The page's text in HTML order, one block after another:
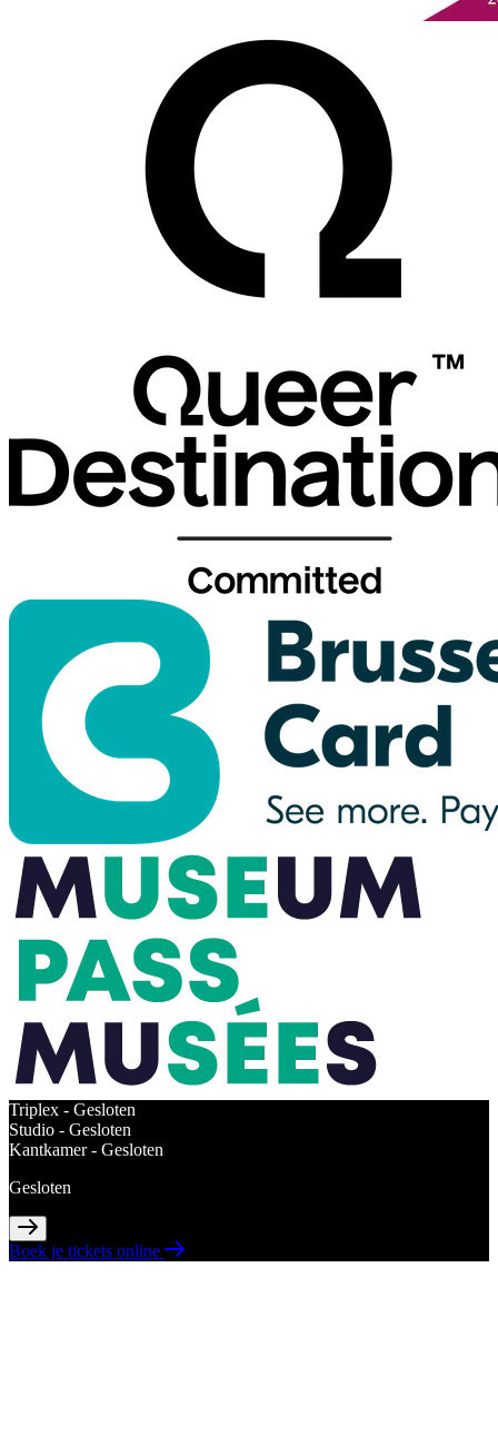
Triplex - Gesloten
Studio - Gesloten
Kantkamer - Gesloten
Gesloten
Boek je tickets online